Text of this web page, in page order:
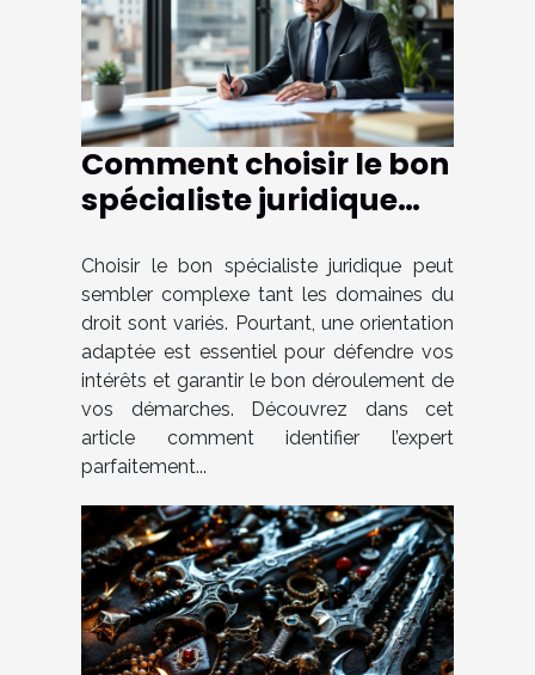
Comment choisir le bon
spécialiste juridique
Choisir le bon spécialiste juridique peut
sembler complexe tant les domaines du
droit sont variés. Pourtant, une orientation
adaptée est essentiel pour défendre vos
intérêts et garantir le bon déroulement de
vos démarches. Découvrez dans cet
article comment identifier l’expert
parfaitement...